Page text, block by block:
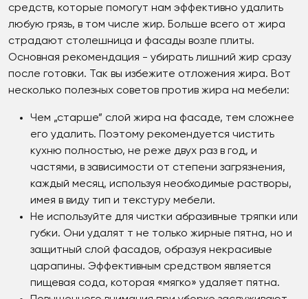
средств, которые помогут нам эффективно удалить
любую грязь, в том числе жир. Больше всего от жира
страдают столешница и фасады возле плиты.
Основная рекомендация - убирать лишний жир сразу
после готовки. Так вы избежите отложения жира. Вот
несколько полезных советов против жира на мебели:
Чем „старше” слой жира на фасаде, тем сложнее
его удалить. Поэтому рекомендуется чистить
кухню полностью, не реже двух раз в год, и
частями, в зависимости от степени загрязнения,
каждый месяц, используя необходимые растворы,
имея в виду тип и текстуру мебели.
Не используйте для чистки абразивные тряпки или
губки. Они удалят т не только жирные пятна, но и
защитный слой фасадов, образуя некрасивые
царапины. Эффективным средством является
пищевая сода, которая «мягко» удаляет пятна.